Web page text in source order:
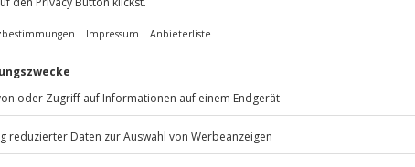
die Seele baumeln lässt – hier
Tessin verzaubern und mach
Flair und italienischer